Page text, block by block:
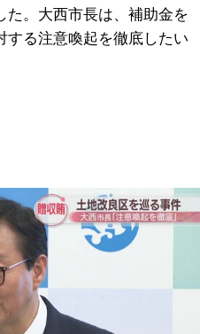
た。大西市長は、補助金を
する注意喚起を徹底したい